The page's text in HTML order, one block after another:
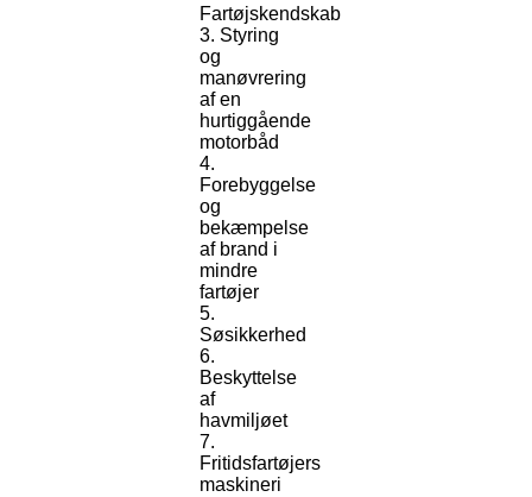
Fartøjskendskab
3. Styring
og
manøvrering
af en
hurtiggående
motorbåd
4.
Forebyggelse
og
bekæmpelse
af brand i
mindre
fartøjer
5.
Søsikkerhed
6.
Beskyttelse
af
havmiljøet
7.
Fritidsfartøjers
maskineri